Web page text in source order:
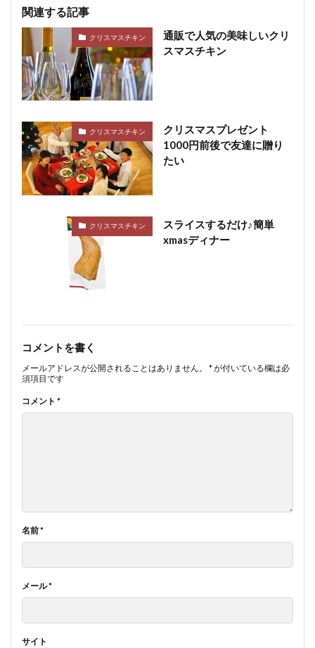
関連する記事
クリスマスチキン
通販で人気の美味しいクリ
スマスチキン
クリスマスチキン
クリスマスプレゼント
1000円前後で友達に贈り
たい
クリスマスチキン
スライスするだけ♪簡単
xmasディナー
コメントを書く
メールアドレスが公開されることはありません。 *が付いている欄は必
須項目です
コメント *
名前*
メール*
サイト